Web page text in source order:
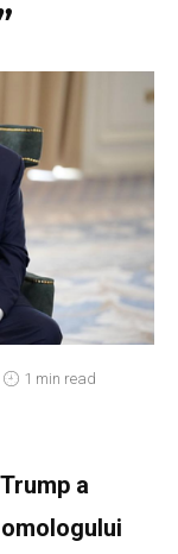
1 min read
a